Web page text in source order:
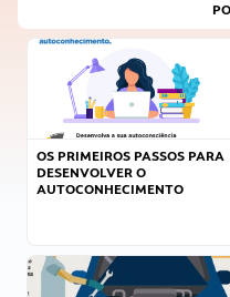
OS PRIMEIROS PASSOS PARA
DESENVOLVER O
AUTOCONHECIMENTO